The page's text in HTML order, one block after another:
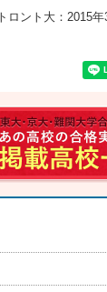
ロント大：2015